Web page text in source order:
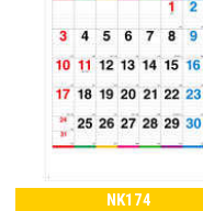
NK174